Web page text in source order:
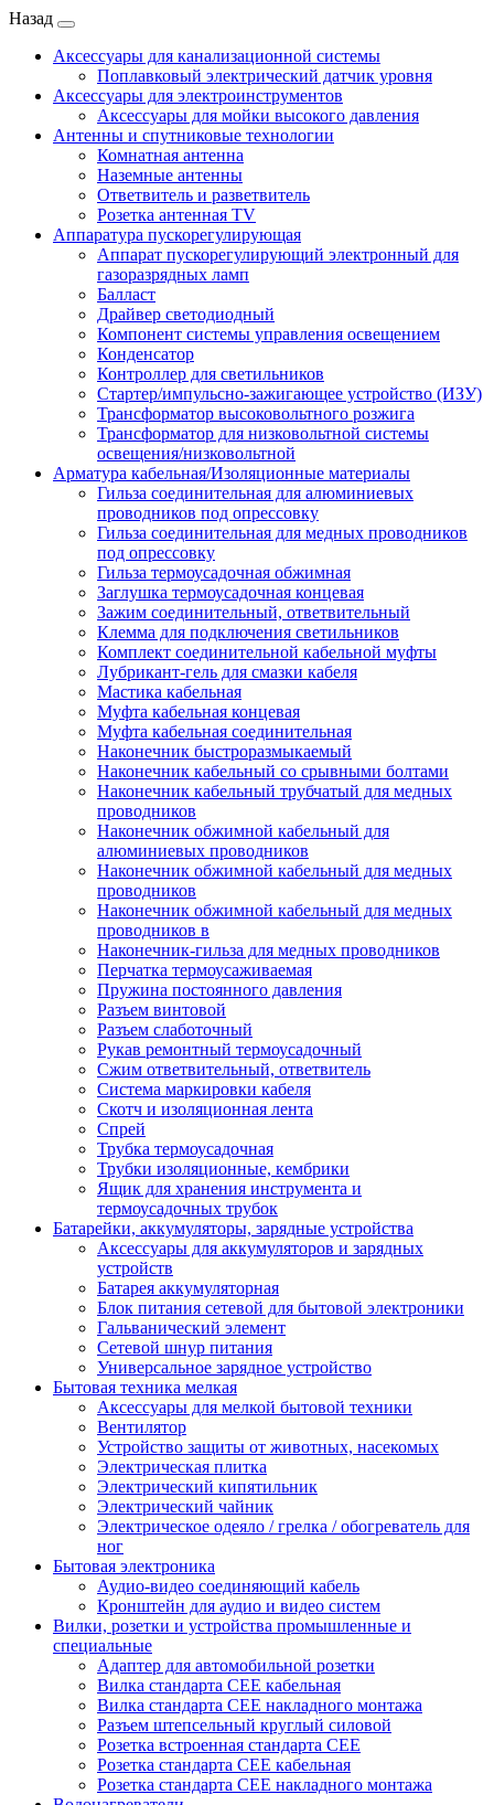
Назад
Аксессуары для канализационной системы
Поплавковый электрический датчик уровня
Аксессуары для электроинструментов
Аксессуары для мойки высокого давления
Антенны и спутниковые технологии
Комнатная антенна
Наземные антенны
Ответвитель и разветвитель
Розетка антенная TV
Аппаратура пускорегулирующая
Аппарат пускорегулирующий электронный для
газоразрядных ламп
Балласт
Драйвер светодиодный
Компонент системы управления освещением
Конденсатор
Контроллер для светильников
Стартер/импульсно-зажигающее устройство (ИЗУ)
Трансформатор высоковольтного розжига
Трансформатор для низковольтной системы
освещения/низковольтной
Арматура кабельная/Изоляционные материалы
Гильза соединительная для алюминиевых
проводников под опрессовку
Гильза соединительная для медных проводников
под опрессовку
Гильза термоусадочная обжимная
Заглушка термоусадочная концевая
Зажим соединительный, ответвительный
Клемма для подключения светильников
Комплект соединительной кабельной муфты
Лубрикант-гель для смазки кабеля
Мастика кабельная
Муфта кабельная концевая
Муфта кабельная соединительная
Наконечник быстроразмыкаемый
Наконечник кабельный со срывными болтами
Наконечник кабельный трубчатый для медных
проводников
Наконечник обжимной кабельный для
алюминиевых проводников
Наконечник обжимной кабельный для медных
проводников
Наконечник обжимной кабельный для медных
проводников в
Наконечник-гильза для медных проводников
Перчатка термоусаживаемая
Пружина постоянного давления
Разъем винтовой
Разъем слаботочный
Рукав ремонтный термоусадочный
Сжим ответвительный, ответвитель
Система маркировки кабеля
Скотч и изоляционная лента
Спрей
Трубка термоусадочная
Трубки изоляционные, кембрики
Ящик для хранения инструмента и
термоусадочных трубок
Батарейки, аккумуляторы, зарядные устройства
Аксессуары для аккумуляторов и зарядных
устройств
Батарея аккумуляторная
Блок питания сетевой для бытовой электроники
Гальванический элемент
Сетевой шнур питания
Универсальное зарядное устройство
Бытовая техника мелкая
Аксессуары для мелкой бытовой техники
Вентилятор
Устройство защиты от животных, насекомых
Электрическая плитка
Электрический кипятильник
Электрический чайник
Электрическое одеяло / грелка / обогреватель для
ног
Бытовая электроника
Аудио-видео соединяющий кабель
Кронштейн для аудио и видео систем
Вилки, розетки и устройства промышленные и
специальные
Адаптер для автомобильной розетки
Вилка стандарта CEE кабельная
Вилка стандарта CEE накладного монтажа
Разъем штепсельный круглый силовой
Розетка встроенная стандарта CEE
Розетка стандарта СЕЕ кабельная
Розетка стандарта СЕЕ накладного монтажа